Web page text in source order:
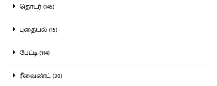
தொடர் (145)
புதையல் (15)
பேட்டி (114)
ரீவைண்ட் (30)